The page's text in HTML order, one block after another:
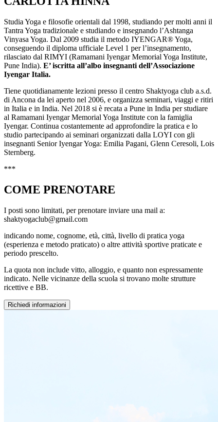
Studia Yoga e filosofie orientali dal 1998, studiando per molti anni il
Tantra Yoga tradizionale e studiando e insegnando l’Ashtanga
Vinyasa Yoga. Dal 2009 studia il metodo IYENGAR® Yoga,
conseguendo il diploma ufficiale Level 1 per l’insegnamento,
rilasciato dal RIMYI (Ramamani Iyengar Memorial Yoga Institute,
Pune India). E’ iscritta all’albo insegnanti dell’Associazione
Iyengar Italia.
Tiene quotidianamente lezioni presso il centro Shaktyoga club a.s.d.
di Ancona da lei aperto nel 2006, e organizza seminari, viaggi e ritiri
in Italia e in India. Nel 2018 si è recata a Pune in India per studiare
al Ramamani Iyengar Memorial Yoga Institute con la famiglia
Iyengar. Continua costantemente ad approfondire la pratica e lo
studio partecipando ai seminari organizzati dalla LOYI con gli
insegnanti Senior Iyengar Yoga: Emilia Pagani, Glenn Ceresoli, Lois
Sternberg.
***
COME PRENOTARE
I posti sono limitati, per prenotare inviare una mail a:
shaktyogaclub@gmail.com
indicando nome, cognome, età, città, livello di pratica yoga
(esperienza e metodo praticato) o altre attività sportive praticate e
periodo prescelto.
La quota non include vitto, alloggio, e quanto non espressamente
indicato. Nelle vicinanze della scuola si trovano molte strutture
ricettive e BB.
Richiedi informazioni